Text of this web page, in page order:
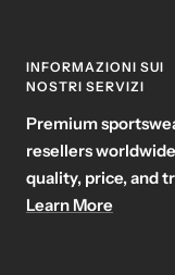
INFORMAZIONI SUI
NOSTRI SERVIZI
Premium
resellers
quality, price, and
Learn More